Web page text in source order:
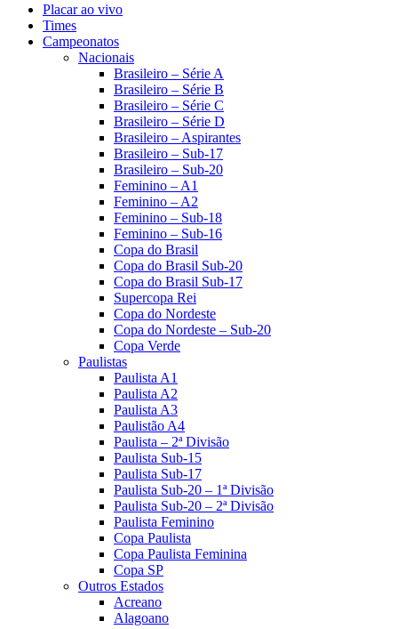
Placar ao vivo
Times
Campeonatos
Nacionais
Brasileiro – Série A
Brasileiro – Série B
Brasileiro – Série C
Brasileiro – Série D
Brasileiro – Aspirantes
Brasileiro – Sub-17
Brasileiro – Sub-20
Feminino – A1
Feminino – A2
Feminino – Sub-18
Feminino – Sub-16
Copa do Brasil
Copa do Brasil Sub-20
Copa do Brasil Sub-17
Supercopa Rei
Copa do Nordeste
Copa do Nordeste – Sub-20
Copa Verde
Paulistas
Paulista A1
Paulista A2
Paulista A3
Paulistão A4
Paulista – 2ª Divisão
Paulista Sub-15
Paulista Sub-17
Paulista Sub-20 – 1ª Divisão
Paulista Sub-20 – 2ª Divisão
Paulista Feminino
Copa Paulista
Copa Paulista Feminina
Copa SP
Outros Estados
Acreano
Alagoano